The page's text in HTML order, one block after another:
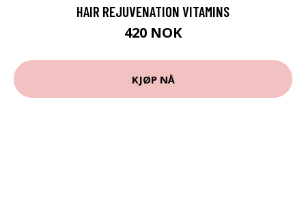
HAIR REJUVENATION VITAMINS
420 NOK
KJØP NÅ